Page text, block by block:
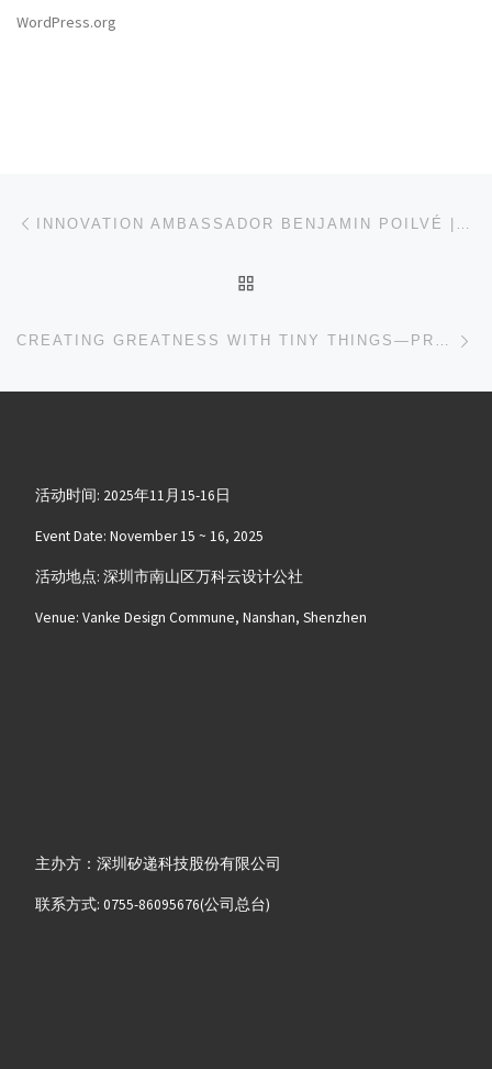
WordPress.org
文章导航
CREATING GREATNESS WITH TINY THINGS—PROFESSOR MARCELO ROVAI’S JOURNEY OF PASSING THE TORCH
活动时间: 2025年11月15-16日
Event Date: November 15 ~ 16, 2025
活动地点: 深圳市南山区万科云设计公社
Venue: Vanke Design Commune, Nanshan, Shenzhen
主办方：深圳矽递科技股份有限公司
联系方式: 0755-86095676(公司总台)